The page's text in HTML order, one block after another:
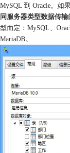
MySQL 到 Oracle。如
同服务器类型数据传
型而定：MySQL、
MariaDB。